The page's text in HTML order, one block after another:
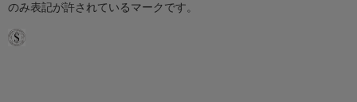
のみ表記が許されているマークです。